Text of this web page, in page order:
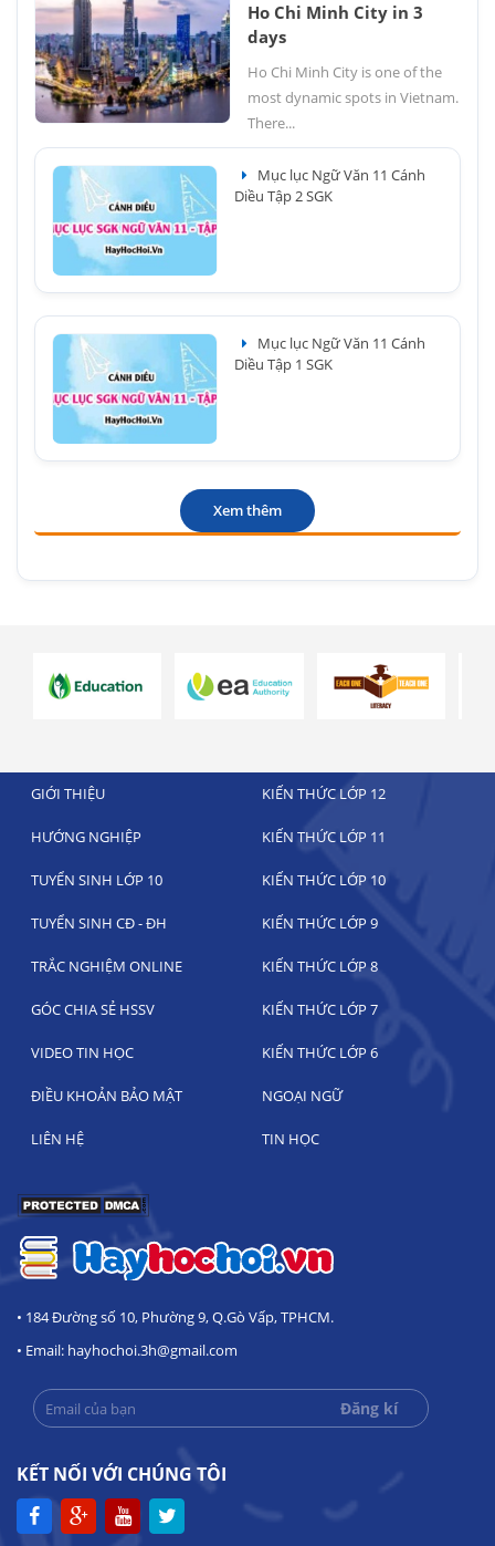
Ho Chi Minh City in 3
days
Ho Chi Minh City is one of the
most dynamic spots in Vietnam.
There...
Mục lục Ngữ Văn 11 Cánh
Diều Tập 2 SGK
Mục lục Ngữ Văn 11 Cánh
Diều Tập 1 SGK
Xem thêm
GIỚI THIỆU KIẾN THỨC LỚP 12
HƯỚNG NGHIỆP KIẾN THỨC LỚP 11
TUYỂN SINH LỚP 10 KIẾN THỨC LỚP 10
TUYỂN SINH CĐ - ĐH KIẾN THỨC LỚP 9
TRẮC NGHIỆM ONLINE KIẾN THỨC LỚP 8
GÓC CHIA SẺ HSSV KIẾN THỨC LỚP 7
VIDEO TIN HỌC KIẾN THỨC LỚP 6
ĐIỀU KHOẢN BẢO MẬT NGOẠI NGỮ
LIÊN HỆ TIN HỌC
• 184 Đường số 10, Phường 9, Q.Gò Vấp, TPHCM.
• Email: hayhochoi.3h@gmail.com
KẾT NỐI VỚI CHÚNG TÔI